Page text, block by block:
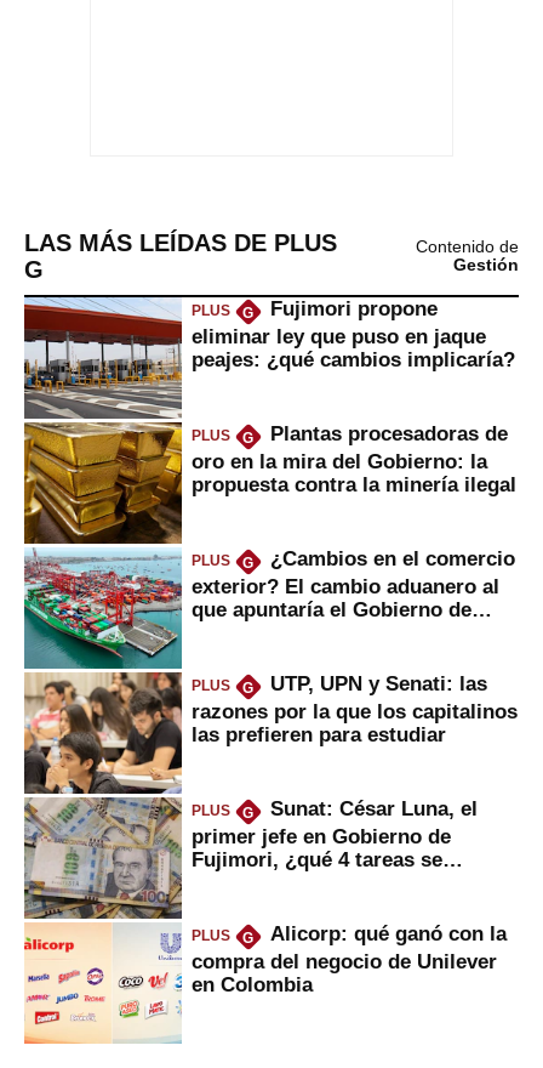
LAS MÁS LEÍDAS DE PLUS
G
Contenido de
Gestión
PLUS G
Fujimori propone
eliminar ley que puso en jaque
peajes: ¿qué cambios implicaría?
PLUS G
Plantas procesadoras de
oro en la mira del Gobierno: la
propuesta contra la minería ilegal
PLUS G
¿Cambios en el comercio
exterior? El cambio aduanero al
que apuntaría el Gobierno de
PLUS G
UTP, UPN y Senati: las
razones por la que los capitalinos
las prefieren para estudiar
PLUS G
Sunat: César Luna, el
primer jefe en Gobierno de
Fujimori, ¿qué 4 tareas se
PLUS G
Alicorp: qué ganó con la
compra del negocio de Unilever
en Colombia